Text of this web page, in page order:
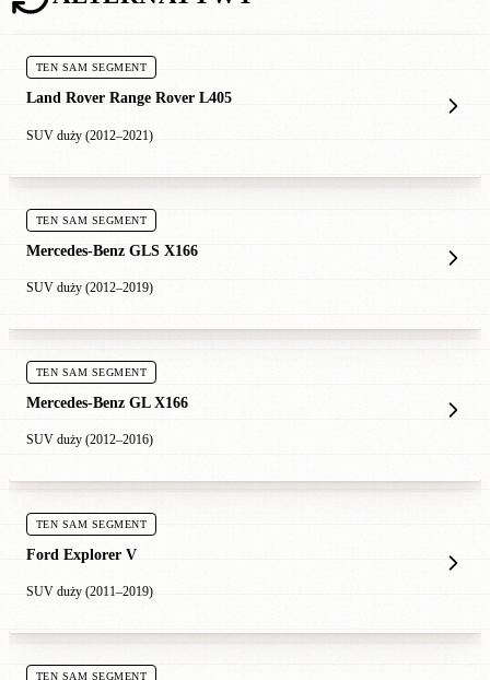
TEN SAM SEGMENT
Land Rover Range Rover L405
SUV duży (2012–2021)
TEN SAM SEGMENT
Mercedes-Benz GLS X166
SUV duży (2012–2019)
TEN SAM SEGMENT
Mercedes-Benz GL X166
SUV duży (2012–2016)
TEN SAM SEGMENT
Ford Explorer V
SUV duży (2011–2019)
TEN SAM SEGMENT